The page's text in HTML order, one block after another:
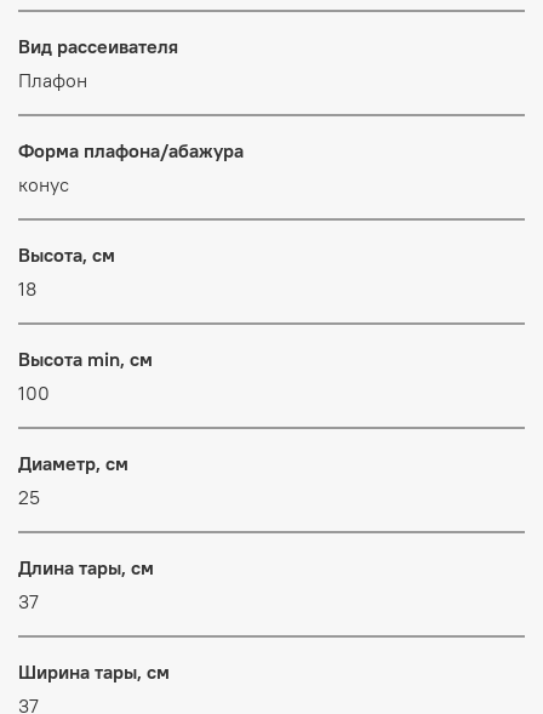
Вид рассеивателя
Плафон
Форма плафона/абажура
конус
Высота, см
18
Высота min, см
100
Диаметр, см
25
Длина тары, см
37
Ширина тары, см
37